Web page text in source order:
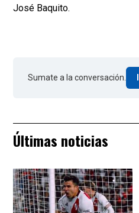
José Baquito.
Sumate a la conversación.
Últimas noticias